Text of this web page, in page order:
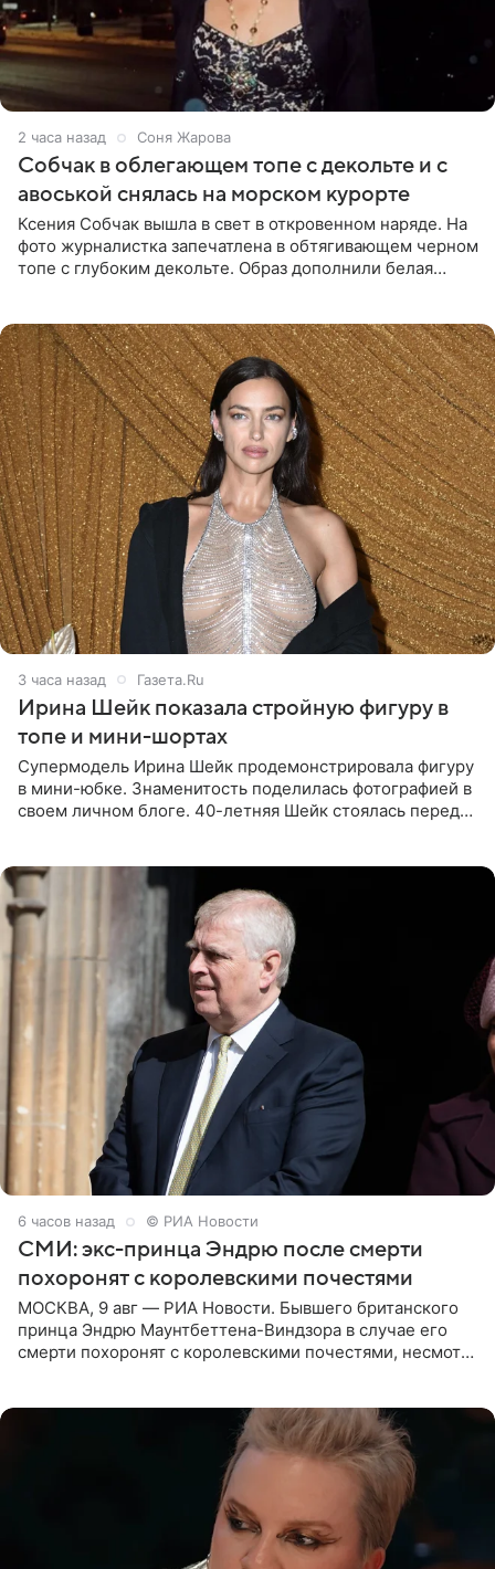
2 часа назад Соня Жарова
Собчак в облегающем топе с декольте и с
авоськой снялась на морском курорте
Ксения Собчак вышла в свет в откровенном наряде. На
фото журналистка запечатлена в обтягивающем черном
топе с глубоким декольте. Образ дополнили белая
3 часа назад Газета.Ru
Ирина Шейк показала стройную фигуру в
топе и мини-шортах
Супермодель Ирина Шейк продемонстрировала фигуру
в мини-юбке. Знаменитость поделилась фотографией в
своем личном блоге. 40-летняя Шейк стоялась перед
6 часов назад © РИА Новости
СМИ: экс-принца Эндрю после смерти
похоронят с королевскими почестями
МОСКВА, 9 авг — РИА Новости. Бывшего британского
принца Эндрю Маунтбеттена-Виндзора в случае его
смерти похоронят с королевскими почестями, несмотря